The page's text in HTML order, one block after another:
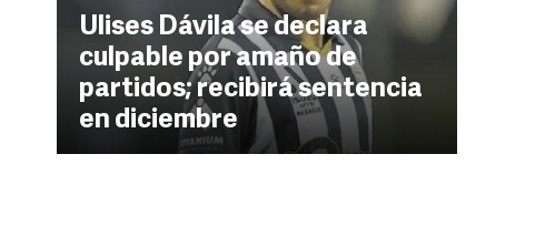
Ulises Dávila se declara
culpable por amaño de
partidos; recibirá sentencia
en diciembre